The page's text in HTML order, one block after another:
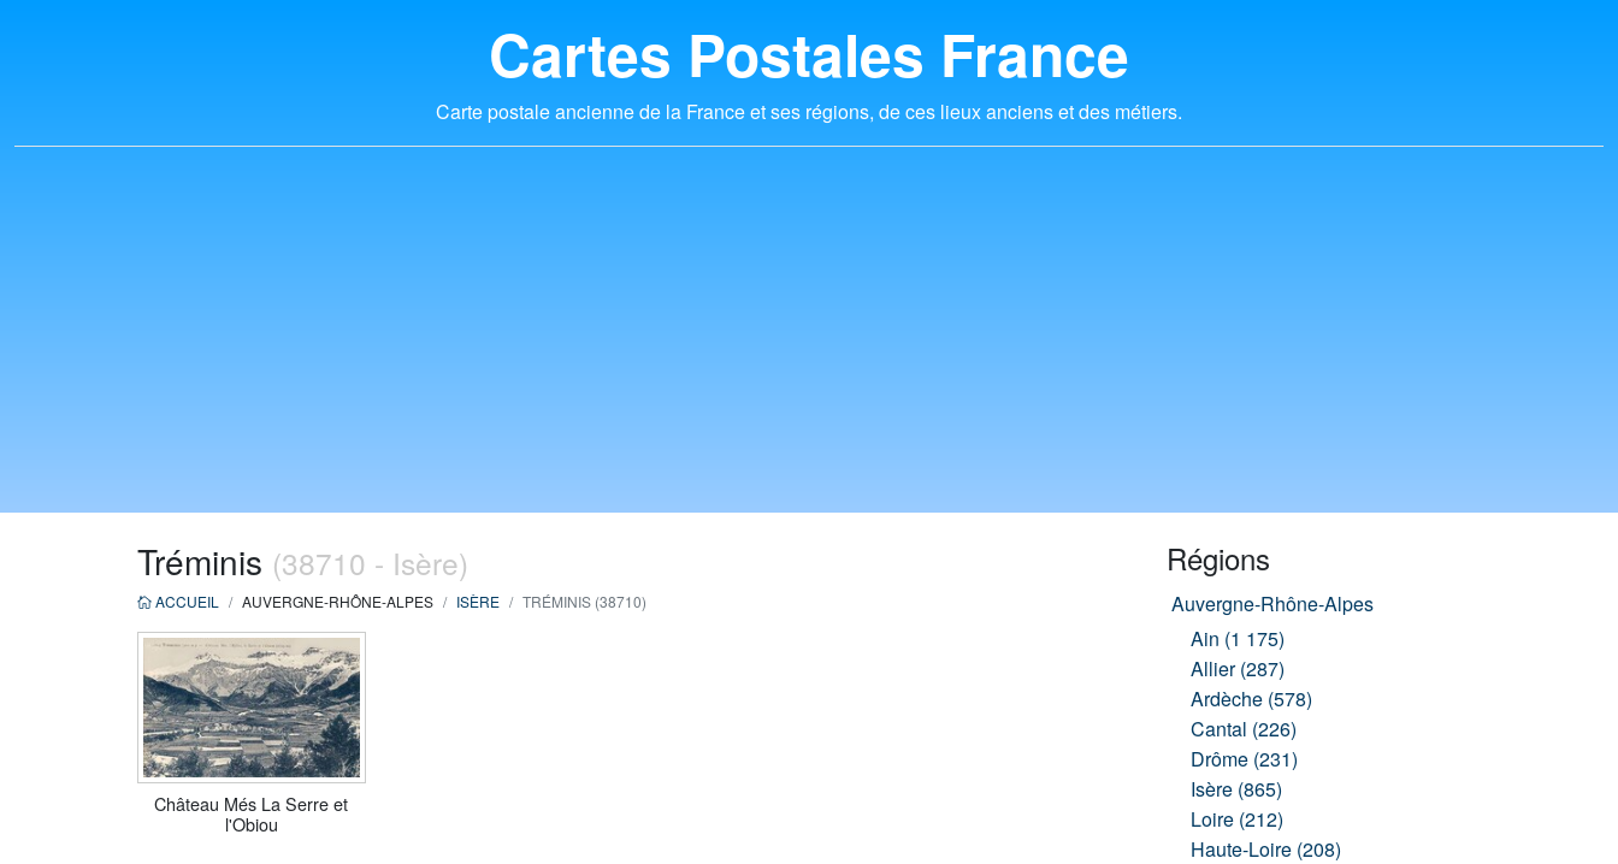
Cartes Postales France
Carte postale ancienne de la France et ses régions, de ces lieux anciens et des métiers.
Tréminis (38710 - Isère)
ACCUEIL AUVERGNE-RHÔNE-ALPES ISÈRE TRÉMINIS (38710)
Château Més La Serre et
l'Obiou
Régions
Auvergne-Rhône-Alpes
Ain (1 175)
Allier (287)
Ardèche (578)
Cantal (226)
Drôme (231)
Isère (865)
Loire (212)
Haute-Loire (208)